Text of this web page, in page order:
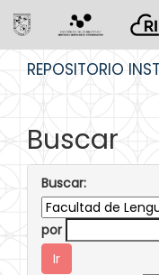
REPOSITORIO
Buscar
Buscar:
por